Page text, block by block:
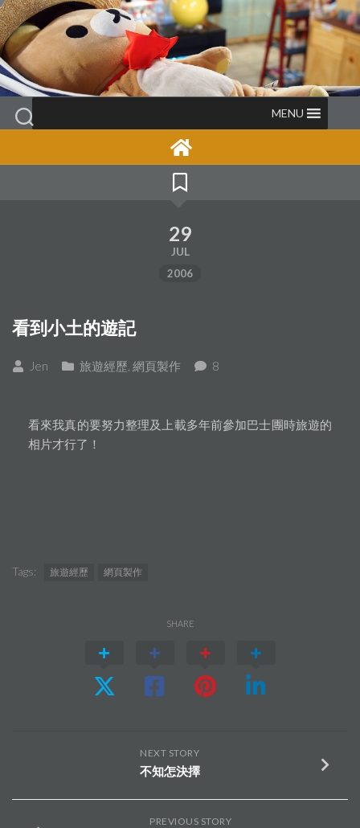
Skip
to
content
MENU
29
JUL
2006
看到小土的遊記
Jen 旅遊經歷 網頁製作 8
看來我真的要努力整理及上載多年前參加巴士團時旅遊的
相片才行了！
Tags: 旅遊經歷 網頁製作
SHARE
NEXT STORY
不知怎決擇
PREVIOUS STORY